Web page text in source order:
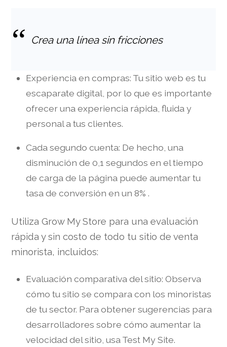
Crea una línea sin fricciones
Experiencia en compras: Tu sitio web es tu
escaparate digital, por lo que es importante
ofrecer una experiencia rápida, fluida y
personal a tus clientes.
Cada segundo cuenta: De hecho, una
disminución de 0,1 segundos en el tiempo
de carga de la página puede aumentar tu
tasa de conversión en un 8% .
Utiliza Grow My Store para una evaluación
rápida y sin costo de todo tu sitio de venta
minorista, incluidos:
Evaluación comparativa del sitio: Observa
cómo tu sitio se compara con los minoristas
de tu sector. Para obtener sugerencias para
desarrolladores sobre cómo aumentar la
velocidad del sitio, usa Test My Site.